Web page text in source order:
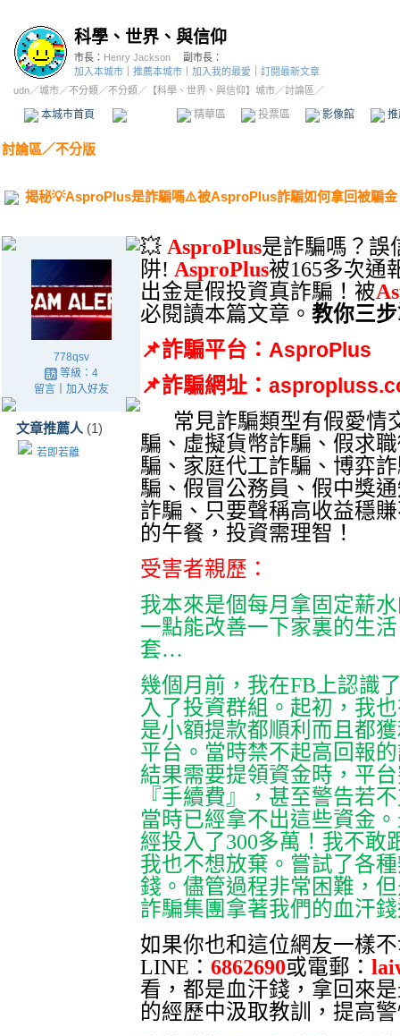
科學、世界、與信仰
市長： Henry Jackson
副市長：
加入本城市
推薦本城市 加入我的最愛
訂閱最新文章
udn／城市／不分類 ／不分類 ／ 【科學、世界、與信仰】城市／討論區／
本城市首頁 精華區 投票區 影像館
討論區／不分版
揭秘💡AsproPlus是詐騙嗎⚠️被AsproPlus詐騙如何拿回被騙金
778qsv
等級：4
留言｜ 加入好友
文章推薦人 (1)
若即若離
💥 AsproPlus是詐騙嗎？誤
阱! AsproPlus被165多次通
出金是假投資真詐騙！被
必閱讀本篇文章。 教你三
📌詐騙平台： AsproPlus
📌詐騙網址：
常見詐騙類型有假愛情
騙、虛擬貨幣詐騙、假求
騙、家庭代工詐騙、博弈
騙、假冒公務員、假中獎
詐騙、只要聲稱高收益穩
的午餐，投資需理智！
受害者親歷：
我本來是個每月拿固定薪
一點能改善一下家裏的生
套…
幾個月前，我在FB 上認識
入了投資群組。起初，我
是小額提款都順利而且都
平台。當時禁不起高回報
結果需要提領資金時，平
『手續費』，甚至警告若
當時已經拿不出這些資金
經投入了300多萬！我不敢
我也不想放棄。嘗試了各
錢。儘管過程非常困難，
詐騙集團拿著我們的血汗
如果你也和這位網友一樣
LINE ： 6862690或電郵：
看，都是血汗錢，拿回來
的經歷中汲取教訓，提高